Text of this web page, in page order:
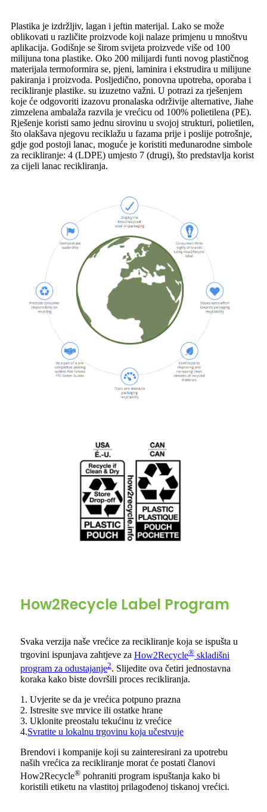
Plastika je izdržljiv, lagan i jeftin materijal. Lako se može
oblikovati u različite proizvode koji nalaze primjenu u mnoštvu
aplikacija. Godišnje se širom svijeta proizvede više od 100
milijuna tona plastike. Oko 200 milijardi funti novog plastičnog
materijala termoformira se, pjeni, laminira i ekstrudira u milijune
pakiranja i proizvoda. Posljedično, ponovna upotreba, oporaba i
recikliranje plastike. su izuzetno važni. U potrazi za rješenjem
koje će odgovoriti izazovu pronalaska održivije alternative, Jiahe
zimzelena ambalaža razvila je vrećicu od 100% polietilena (PE).
Rješenje koristi samo jednu sirovinu u svojoj strukturi, polietilen,
što olakšava njegovu reciklažu u fazama prije i poslije potrošnje,
gdje god postoji lanac, moguće je koristiti međunarodne simbole
za recikliranje: 4 (LDPE) umjesto 7 (drugi), što predstavlja korist
za cijeli lanac recikliranja.
How2Recycle Label Program
Svaka verzija naše vrećice za recikliranje koja se ispušta u
trgovini ispunjava zahtjeve za How2Recycle® skladišni
program za odustajanje2. Slijedite ova četiri jednostavna
koraka kako biste dovršili proces recikliranja.
1. Uvjerite se da je vrećica potpuno prazna
2. Istresite sve mrvice ili ostatke hrane
3. Uklonite preostalu tekućinu iz vrećice
4.Svratite u lokalnu trgovinu koja učestvuje
Brendovi i kompanije koji su zainteresirani za upotrebu
naših vrećica za recikliranje morat će postati članovi
How2Recycle® pohraniti program ispuštanja kako bi
koristili etiketu na vlastitoj prilagođenoj tiskanoj vrećici.